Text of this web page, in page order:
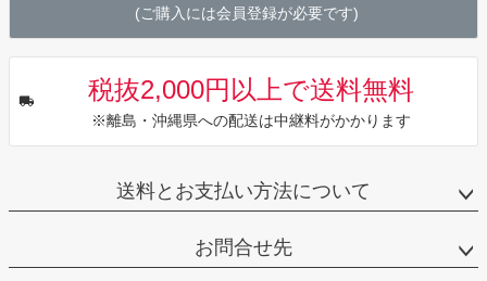
(ご購入には会員登録が必要です)
税抜2,000円以上で送料無料
※離島・沖縄県への配送は中継料がかかります
送料とお支払い方法について
お問合せ先